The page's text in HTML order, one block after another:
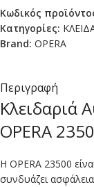
Κωδικός
Κατηγορίες:
Brand: OPERA
Περιγραφή
Κλειδαριά
OPERA
Η OPERA 23500
συνδυάζει